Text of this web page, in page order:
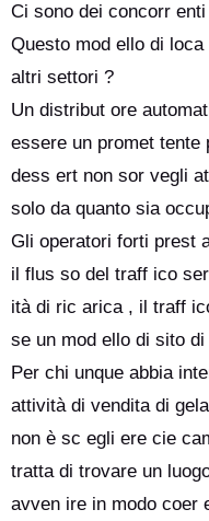
Ci sono dei concorr
Questo mod ello di
altri settori ?
Un distribut ore
essere un promet tente
dess ert non sor vegli
solo da quanto sia
Gli operatori forti prest
il flus so del traff ico
ità di ric arica , il traff
se un mod ello di sito
Per chi unque abbia
attività di vendita di
non è sc egli ere cie
tratta di trovare un
avven ire in modo coer